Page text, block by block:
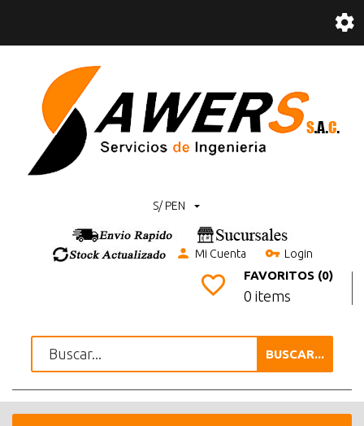
S/ PEN
Mi Cuenta Login
FAVORITOS (0)
0 items
BUSCAR...